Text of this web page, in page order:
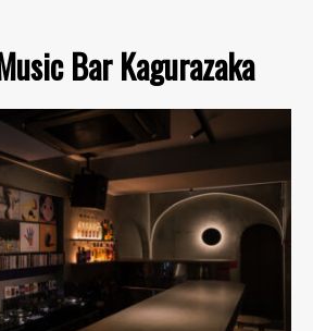
Bar Kagurazaka